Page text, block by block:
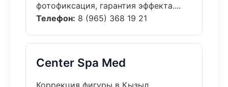
фотофиксация, гарантия эффекта....
Телефон: 8 (965) 368 19 21
Center Spa Med
Коррекция фигуры в Кызыл